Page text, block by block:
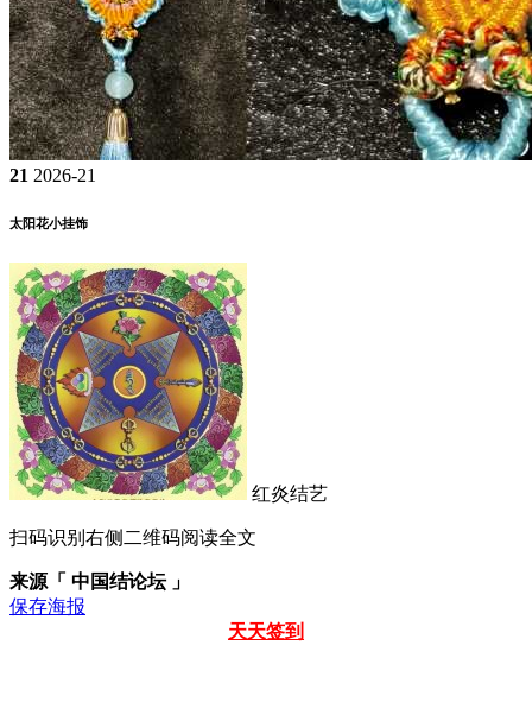
21 2026-21
太阳花小挂饰
红炎结艺
扫码识别右侧二维码阅读全文
来源「 中国结论坛 」
保存海报
天天签到